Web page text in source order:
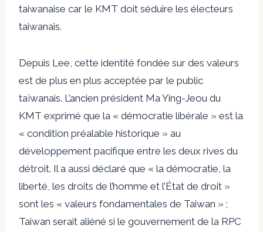
taiwanaise car le KMT doit séduire les électeurs
taiwanais.
Depuis Lee, cette identité fondée sur des valeurs
est de plus en plus acceptée par le public
taïwanais. L’ancien président Ma Ying-Jeou du
KMT exprimé que la « démocratie libérale » est la
« condition préalable historique » au
développement pacifique entre les deux rives du
détroit. Il a aussi déclaré que « la démocratie, la
liberté, les droits de l’homme et l’État de droit »
sont les « valeurs fondamentales de Taiwan » ;
Taiwan serait aliéné si le gouvernement de la RPC